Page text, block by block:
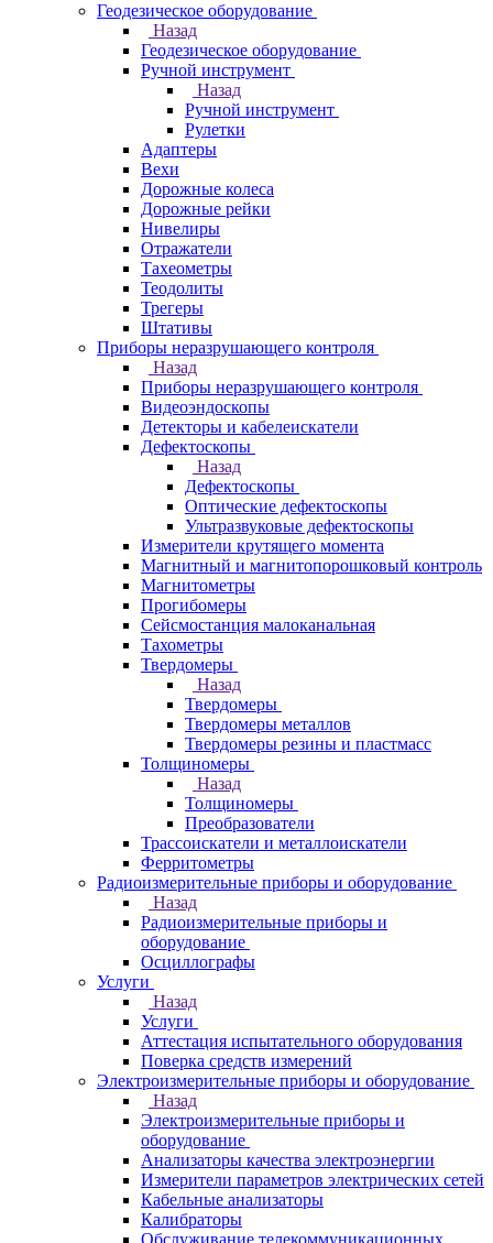
Геодезическое оборудование
Назад
Геодезическое оборудование
Ручной инструмент
Назад
Ручной инструмент
Рулетки
Адаптеры
Вехи
Дорожные колеса
Дорожные рейки
Нивелиры
Отражатели
Тахеометры
Теодолиты
Трегеры
Штативы
Приборы неразрушающего контроля
Назад
Приборы неразрушающего контроля
Видеоэндоскопы
Детекторы и кабелеискатели
Дефектоскопы
Назад
Дефектоскопы
Оптические дефектоскопы
Ультразвуковые дефектоскопы
Измерители крутящего момента
Магнитный и магнитопорошковый контроль
Магнитометры
Прогибомеры
Сейсмостанция малоканальная
Тахометры
Твердомеры
Назад
Твердомеры
Твердомеры металлов
Твердомеры резины и пластмасс
Толщиномеры
Назад
Толщиномеры
Преобразователи
Трассоискатели и металлоискатели
Ферритометры
Радиоизмерительные приборы и оборудование
Назад
Радиоизмерительные приборы и
оборудование
Осциллографы
Услуги
Назад
Услуги
Аттестация испытательного оборудования
Поверка средств измерений
Электроизмерительные приборы и оборудование
Назад
Электроизмерительные приборы и
оборудование
Анализаторы качества электроэнергии
Измерители параметров электрических сетей
Кабельные анализаторы
Калибраторы
Обслуживание телекоммуникационных